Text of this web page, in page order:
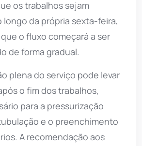
os trabalhos sejam
longo da própria sexta-feira,
o fluxo começará a ser
de forma gradual.
plena do serviço pode levar
o fim dos trabalhos,
para a pressurização
e o preenchimento
A recomendação aos